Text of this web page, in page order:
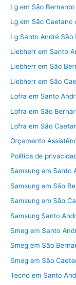
Lg em São
Lg em São Caetano
Lg Santo André São
Liebherr em Santo
Liebherr em São
Liebherr em São
Lofra em Santo
Lofra em São
Lofra em São
Orçamento
Política de
Samsung em Santo
Samsung em São
Samsung em São
Samsung Santo
Smeg em Santo
Smeg em São
Smeg em São
Tecno em Santo